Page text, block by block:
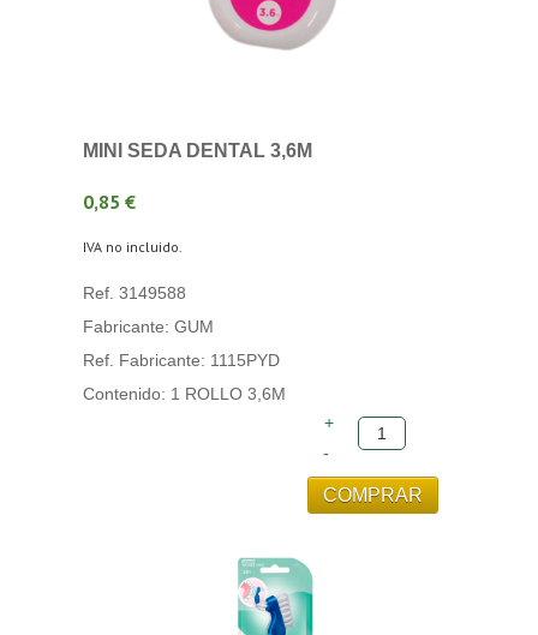
MINI SEDA DENTAL 3,6M
0,85 €
IVA no incluido.
Ref. 3149588
Fabricante: GUM
Ref. Fabricante: 1115PYD
Contenido: 1 ROLLO 3,6M